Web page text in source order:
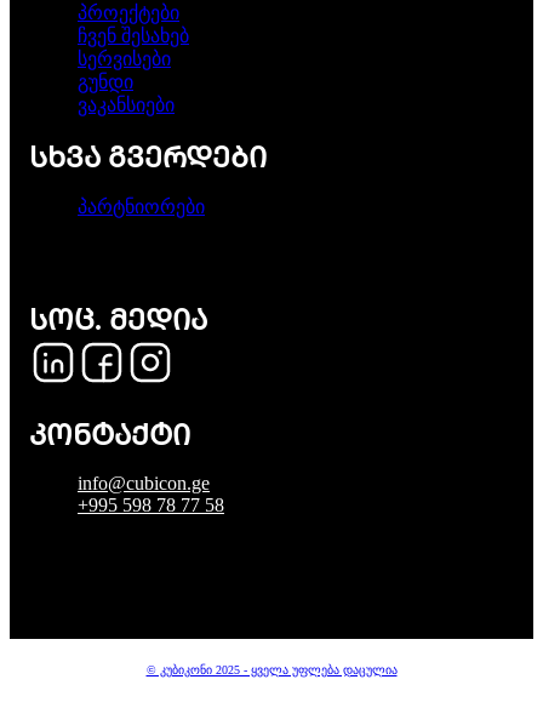
პროექტები
ჩვენ შესახებ
სერვისები
გუნდი
ვაკანსიები
ᲡᲮᲕᲐ ᲒᲕᲔᲠᲓᲔᲑᲘ
პარტნიორები
ᲡᲝᲪ. ᲛᲔᲓᲘᲐ
ᲙᲝᲜᲢᲐᲥᲢᲘ
info@cubicon.ge
+995 598 78 77 58
© კუბიკონი 2025 - ყველა უფლება დაცულია